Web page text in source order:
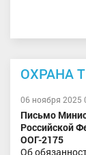
ОХРАНА
06 ноября 2025
Письмо
Российской
ООГ-2175
Об